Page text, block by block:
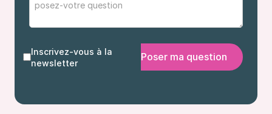
Inscrivez-vous à la
newsletter